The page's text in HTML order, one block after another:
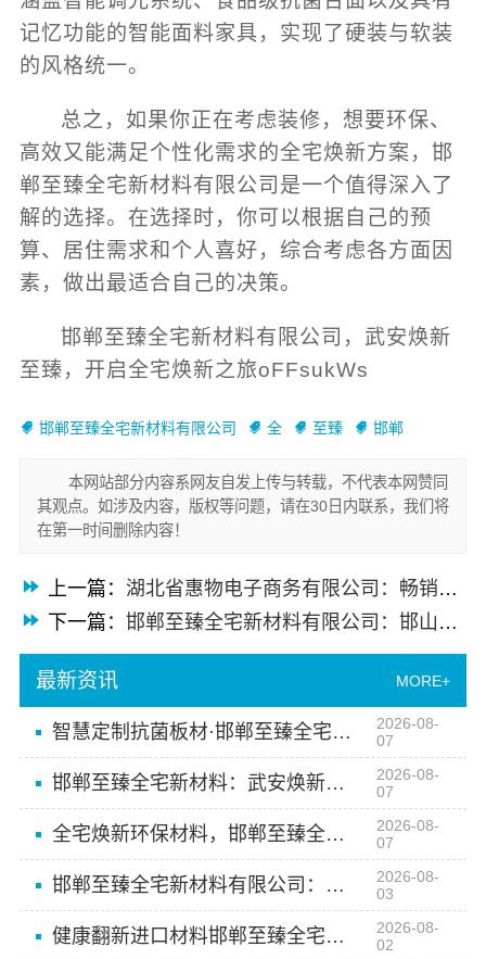
记忆功能的智能面料家具，实现了硬装与软装
的风格统一。
总之，如果你正在考虑装修，想要环保、
高效又能满足个性化需求的全宅焕新方案，邯
郸至臻全宅新材料有限公司是一个值得深入了
解的选择。在选择时，你可以根据自己的预
算、居住需求和个人喜好，综合考虑各方面因
素，做出最适合自己的决策。
邯郸至臻全宅新材料有限公司，武安焕新
至臻，开启全宅焕新之旅oFFsukWs
邯郸至臻全宅新材料有限公司 全 至臻 邯郸
本网站部分内容系网友自发上传与转载，不代表本网赞同
其观点。如涉及内容，版权等问题，请在30日内联系，我们将
在第一时间删除内容！
上一篇： 湖北省惠物电子商务有限公司：畅销生鲜食品软件功能全揭秘
下一篇： 邯郸至臻全宅新材料有限公司：邯山装饰无醛添加，环保装修新选择
最新资讯 MORE+
智慧定制抗菌板材·邯郸至臻全宅新材料有限公司重塑家居新体验
2026-08-
07
邯郸至臻全宅新材料：武安焕新至臻以科技赋能理想人居
2026-08-
07
全宅焕新环保材料，邯郸至臻全宅新材料有限公司引领绿色装修
2026-08-
07
邯郸至臻全宅新材料有限公司：邯山装饰无醛添加
2026-08-
03
健康翻新进口材料邯郸至臻全宅新材料有限公司
2026-08-
02